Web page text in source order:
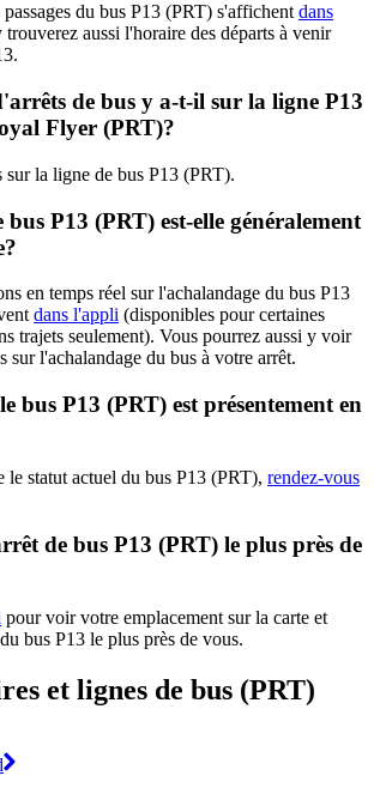
du bus P13 (PRT) s'affichent dans
trouverez aussi l'horaire des départs à venir
de bus y a-t-il sur la ligne P13
Flyer (PRT)?
sur la ligne de bus P13 (PRT).
P13 (PRT) est-elle généralement
en temps réel sur l'achalandage du bus P13
dans l'appli (disponibles pour certaines
trajets seulement). Vous pourrez aussi y voir
sur l'achalandage du bus à votre arrêt.
bus P13 (PRT) est présentement en
le statut actuel du bus P13 (PRT), rendez-vous
de bus P13 (PRT) le plus près de
pour voir votre emplacement sur la carte et
bus P13 le plus près de vous.
et lignes de bus (PRT)